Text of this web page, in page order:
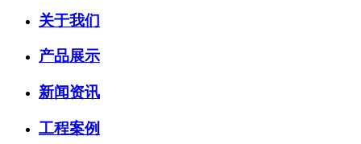
关于我们
产品展示
新闻资讯
工程案例